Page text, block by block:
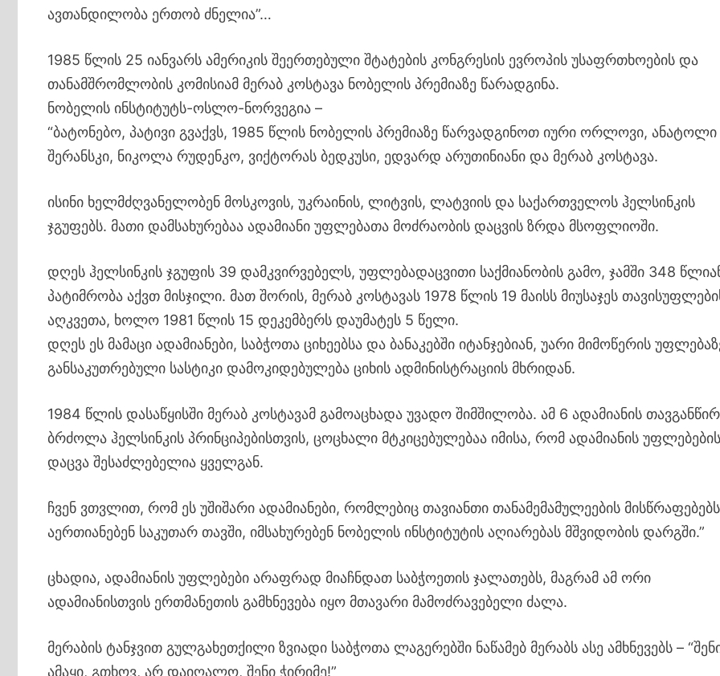
ავთანდილობა ერთობ ძნელია”…
1985 წლის 25 იანვარს ამერიკის შეერთებული შტატების კონგრესის ევროპის უსაფრთხოების და
თანამშრომლობის კომისიამ მერაბ კოსტავა ნობელის პრემიაზე წარადგინა.
ნობელის ინსტიტუტს-ოსლო-ნორვეგია –
“ბატონებო, პატივი გვაქვს, 1985 წლის ნობელის პრემიაზე წარვადგინოთ იური ორლოვი, ანატოლი
შერანსკი, ნიკოლა რუდენკო, ვიქტორას ბედკუსი, ედვარდ არუთინიანი და მერაბ კოსტავა.
ისინი ხელმძღვანელობენ მოსკოვის, უკრაინის, ლიტვის, ლატვიის და საქართველოს ჰელსინკის
ჯგუფებს. მათი დამსახურებაა ადამიანი უფლებათა მოძრაობის დაცვის ზრდა მსოფლიოში.
დღეს ჰელსინკის ჯგუფის 39 დამკვირვებელს, უფლებადაცვითი საქმიანობის გამო, ჯამში 348
პატიმრობა აქვთ მისჯილი. მათ შორის, მერაბ კოსტავას 1978 წლის 19 მაისს მიუსაჯეს
აღკვეთა, ხოლო 1981 წლის 15 დეკემბერს დაუმატეს 5 წელი.
დღეს ეს მამაცი ადამიანები, საბჭოთა ციხეებსა და ბანაკებში იტანჯებიან, უარი მიმოწერის
განსაკუთრებული სასტიკი დამოკიდებულება ციხის ადმინისტრაციის მხრიდან.
1984 წლის დასაწყისში მერაბ კოსტავამ გამოაცხადა უვადო შიმშილობა. ამ 6 ადამიანის
ბრძოლა ჰელსინკის პრინციპებისთვის, ცოცხალი მტკიცებულებაა იმისა, რომ ადამიანის
დაცვა შესაძლებელია ყველგან.
ჩვენ ვთვლით, რომ ეს უშიშარი ადამიანები, რომლებიც თავიანთი თანამემამულეების მისწრაფებებს
აერთიანებენ საკუთარ თავში, იმსახურებენ ნობელის ინსტიტუტის აღიარებას მშვიდობის დარგში.”
ცხადია, ადამიანის უფლებები არაფრად მიაჩნდათ საბჭოეთის ჯალათებს, მაგრამ ამ ორი
ადამიანისთვის ერთმანეთის გამხნევება იყო მთავარი მამოძრავებელი ძალა.
მერაბის ტანჯვით გულგახეთქილი ზვიადი საბჭოთა ლაგერებში ნაწამებ მერაბს ასე ამხნევებს –
ამაყი, გთხოვ, არ დაიღალო, შენი ჭირიმე!”